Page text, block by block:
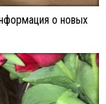
о новых